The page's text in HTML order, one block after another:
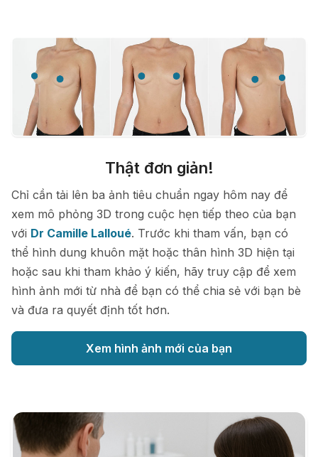
Thật đơn giản!
Chỉ cần tải lên ba ảnh tiêu chuẩn ngay hôm nay để
xem mô phỏng 3D trong cuộc hẹn tiếp theo của bạn
với Dr Camille Lalloué. Trước khi tham vấn, bạn có
thể hình dung khuôn mặt hoặc thân hình 3D hiện tại
hoặc sau khi tham khảo ý kiến, hãy truy cập để xem
hình ảnh mới từ nhà để bạn có thể chia sẻ với bạn bè
và đưa ra quyết định tốt hơn.
Xem hình ảnh mới của bạn